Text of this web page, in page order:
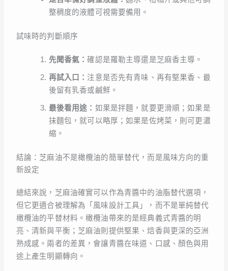
整稠度的液體可視需要備用。
試味時的判斷順序
先聞香氣：確認是羅勒主導還是芝麻香主導。
再試入口： 注意是否先有青味、再有堅果香、最
後留有乳香或鹹鮮。
最後看用途： 如果是拌麵，就要更滑順；如果是
抹麵包，就可以略厚；如果是佐烤菜，則可更濃
縮。
結論：芝麻油不是橄欖油的簡單替代，而是風味方向的重
新設定
總結來說，芝麻油確實可以作為青醬中的油脂替代選項，
但它更適合被理解為「風味設計工具」，而不是單純替代
橄欖油的平替材料。橄欖油帶來的是經典義式青醬的明
亮、清新與平衡；芝麻油則提供堅果、焙香與更深的亞洲
熟成感。兩者的差異，會讓青醬在味道、口感、顏色與用
途上產生明顯轉向。